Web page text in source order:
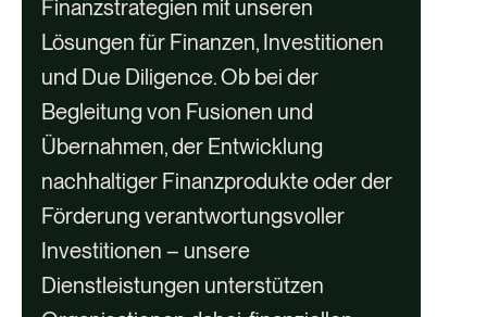
k
a
r
t
e
n
i
n
h
Finanzstrategien mit unseren
Lösungen für Finanzen, Investitionen
und Due Diligence. Ob bei der
Begleitung von Fusionen und
Übernahmen, der Entwicklung
nachhaltiger Finanzprodukte oder der
Förderung verantwortungsvoller
Investitionen – unsere
Dienstleistungen unterstützen